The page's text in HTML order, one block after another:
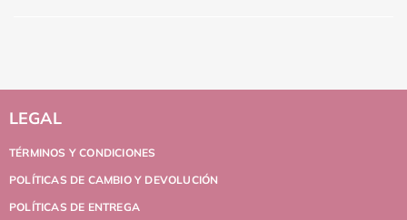
LEGAL
TÉRMINOS Y CONDICIONES
POLÍTICAS DE CAMBIO Y DEVOLUCIÓN
POLÍTICAS DE ENTREGA